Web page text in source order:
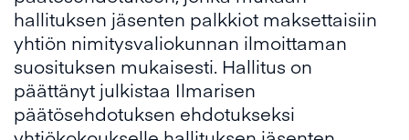
hallituksen jäsenten palkkiot maksettaisiin
yhtiön nimitysvaliokunnan ilmoittaman
suosituksen mukaisesti. Hallitus on
päättänyt julkistaa Ilmarisen
päätösehdotuksen ehdotukseksi